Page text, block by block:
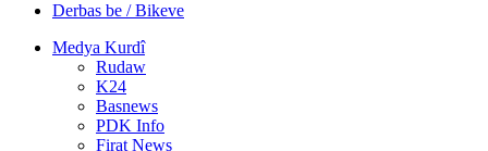
Derbas be / Bikeve
Medya Kurdî
Rudaw
K24
Basnews
PDK Info
Firat News